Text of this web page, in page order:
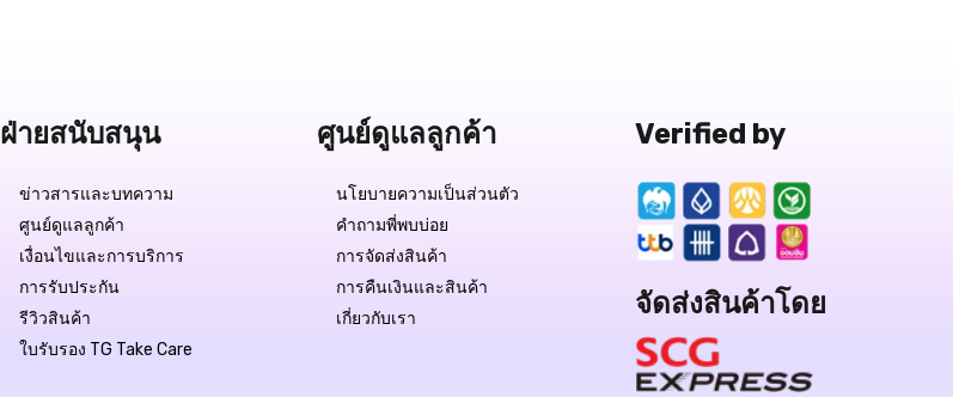
ฝ่ายสนับสนุน
ข่าวสารและบทความ
ศูนย์ดูแลลูกค้า
เงื่อนไขและการบริการ
การรับประกัน
รีวิวสินค้า
ใบรับรอง TG Take Care
ศูนย์ดูแลลูกค้า
นโยบายความเป็นส่วนตัว
คำถามพี่พบบ่อย
การจัดส่งสินค้า
การคืนเงินและสินค้า
เกี่ยวกับเรา
Verified by
จัดส่งสินค้าโดย